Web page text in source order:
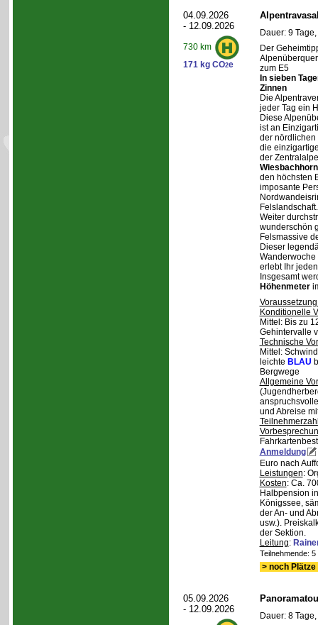
04.09.2026
- 12.09.2026
730 km
171 kg CO2e
Dauer: 9
Der
zum E5
In sieben
Zinnen
Die
jeder Tag ein
Diese
ist an
der
die
der
den höchsten
imposante
Felslandschaft.
Weiter
wunderschön
Felsmassive
Dieser
erlebt Ihr
Insgesamt
Höhenmeter
Konditionelle
Mittel: Bis zu
Gehintervalle
Technische
Mittel:
leichte BLAU
Bergwege
Allgemeine
und Abreise
Anmeldung
Euro nach
Leistungen:
Kosten: Ca.
Halbpension
Königssee,
der An- und
usw.).
der Sektion.
Leitung:
Teilnehmende:
> noch
05.09.2026
- 12.09.2026
Dauer: 8